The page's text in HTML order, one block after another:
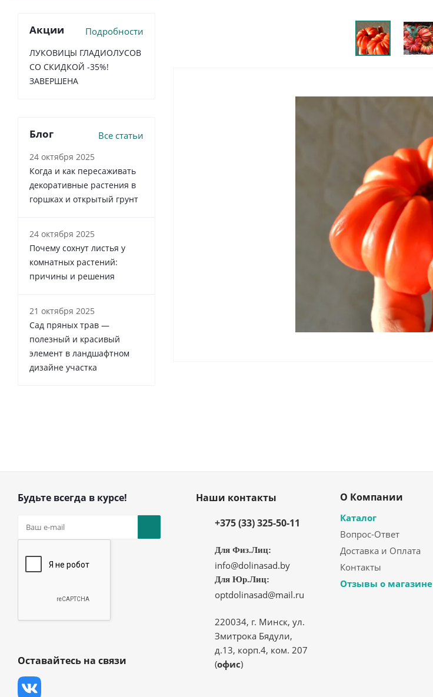
Акции Подробности
ЛУКОВИЦЫ ГЛАДИОЛУСОВ
СО СКИДКОЙ -35%!
ЗАВЕРШЕНА
Блог Все статьи
24 октября 2025
Когда и как пересаживать
декоративные растения в
горшках и открытый грунт
24 октября 2025
Почему сохнут листья у
комнатных растений:
причины и решения
21 октября 2025
Сад пряных трав —
полезный и красивый
элемент в ландшафтном
дизайне участка
Будьте всегда в курсе!
Оставайтесь на связи
Наши контакты
+375 (33) 325-50-11
Для Физ.Лиц:
info@dolinasad.by
Для Юр.Лиц:
optdolinasad@mail.ru
220034, г. Минск, ул.
Змитрока Бядули,
д.13, корп.4, ком. 207
(офис)
О Компании
Каталог
Вопрос-Ответ
Доставка и Оплата
Контакты
Отзывы о магазине